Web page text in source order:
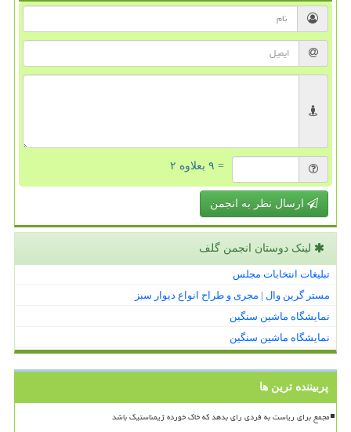
= ۹ بعلاوه ۲
ارسال نظر به انجمن
لینک دوستان انجمن گلف
تبلیغات انتخابات مجلس
مستر گرین وال | مجری و طراح انواع دیوار سبز
نمایشگاه ماشین سنگین
نمایشگاه ماشین سنگین
پربیننده ترین ها
مجمع برای ریاست به فردی رای بدهد که خاک خورده ژیمناستیک باشد